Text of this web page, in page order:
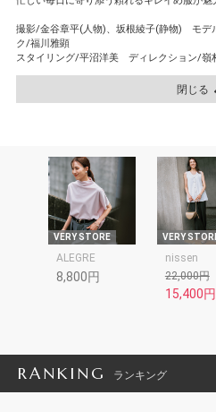
撮影/金谷章平(人物)、坂根綾子(静物) モ
ク/福川雅顕
スタイリング/平沼洋美 ディレクション/嶺
閉じる
VERY STORE
ALEGRE
8,800円
VERY
nissen
22,000円
15,400円
RANKING ランキング